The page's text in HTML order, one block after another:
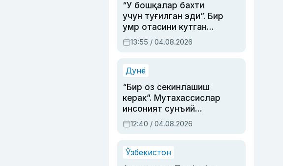
“У бошқалар бахти
учун туғилган эди”. Бир
умр отасини кутган
актриса ва дубльяж
устаси Римма
синовларга тўла ҳаёти
13:55 / 04.08.2026
Дунё
“Бир оз секинлашиш
керак”. Мутахассислар
инсоният сунъий
интеллектни бошқара
олмай қолишидан
12:40 / 04.08.2026
Ўзбекистон